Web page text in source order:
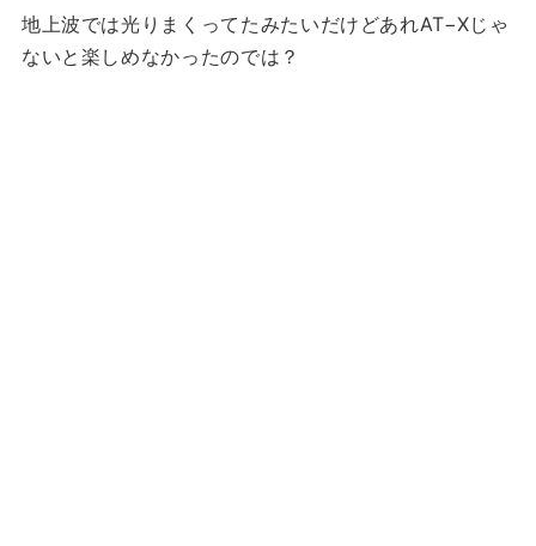
地上波では光りまくってたみたいだけどあれAT−Xじゃ
ないと楽しめなかったのでは？